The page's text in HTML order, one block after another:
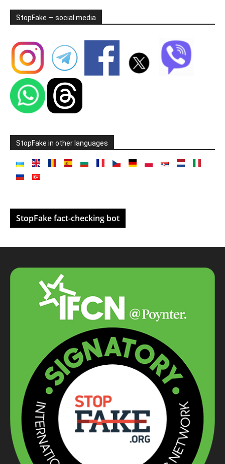
StopFake — social media
StopFake in other languages
StopFake fact-checking bot